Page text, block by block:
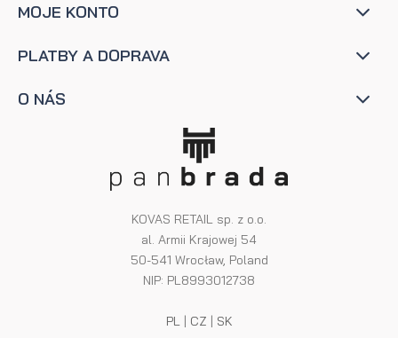
MOJE KONTO
PLATBY A DOPRAVA
O NÁS
KOVAS RETAIL sp. z o.o.
al. Armii Krajowej 54
50-541 Wrocław, Poland
NIP: PL8993012738
PL| CZ | SK